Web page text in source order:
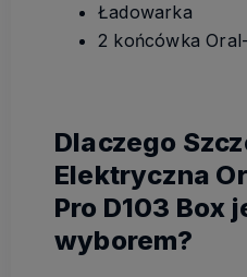
Ładowarka
2 końcówka
Dlaczego
Elektryczna
Pro D103 Box
wyborem?